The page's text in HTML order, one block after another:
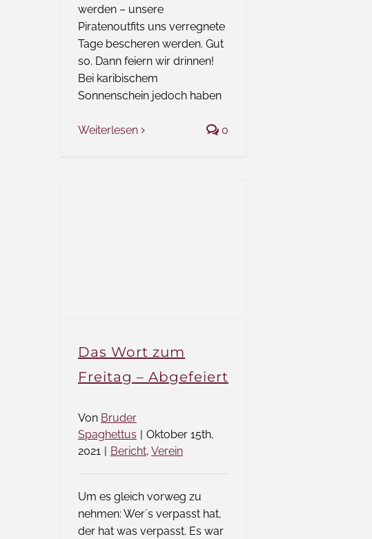
werden – unsere
Piratenoutfits uns verregnete
Tage bescheren werden. Gut
so. Dann feiern wir drinnen!
Bei karibischem
Sonnenschein jedoch haben
Weiterlesen 0
Das Wort zum
Freitag – Abgefeiert
Von Bruder
Spaghettus | Oktober 15th,
2021 | Bericht, Verein
Um es gleich vorweg zu
nehmen: Wer´s verpasst hat,
der hat was verpasst. Es war